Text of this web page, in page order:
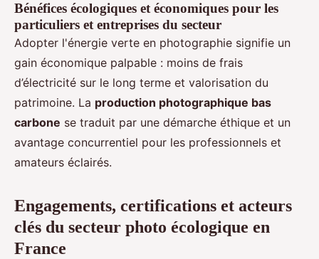
Bénéfices écologiques et économiques pour les
particuliers et entreprises du secteur
Adopter l'énergie verte en photographie signifie un
gain économique palpable : moins de frais
d’électricité sur le long terme et valorisation du
patrimoine. La production photographique bas
carbone se traduit par une démarche éthique et un
avantage concurrentiel pour les professionnels et
amateurs éclairés.
Engagements, certifications et acteurs
clés du secteur photo écologique en
France